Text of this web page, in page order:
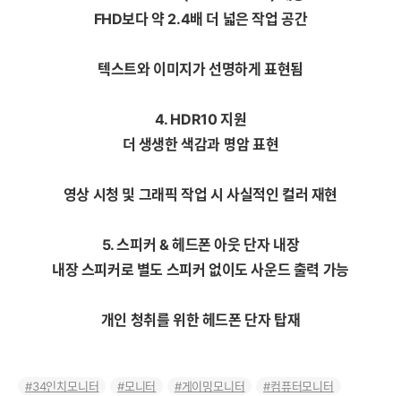
FHD보다 약 2.4배 더 넓은 작업 공간
텍스트와 이미지가 선명하게 표현됨
4. HDR10 지원
더 생생한 색감과 명암 표현
영상 시청 및 그래픽 작업 시 사실적인 컬러 재현
5. 스피커 & 헤드폰 아웃 단자 내장
내장 스피커로 별도 스피커 없이도 사운드 출력 가능
개인 청취를 위한 헤드폰 단자 탑재
34인치모니터 모니터 게이밍모니터
컴퓨터모니터